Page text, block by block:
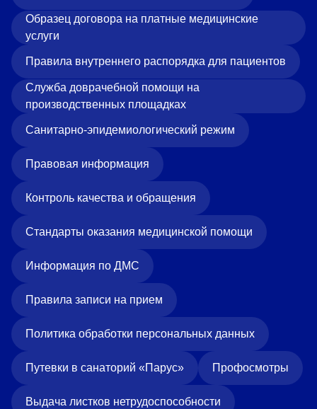
Адрес
399000, г. Липецк, Плехановское лесничество,
Ленинский лесхоз, квартал 67
Понедельник — четверг
08:00–16:45
перерыв 12:00–12:30
Пятница
перерыв 12:00–12:30
+7 (4742) 72-73-31
Версия для слабовидящих
Образец договора на платные медицинские
услуги
Правила внутреннего распорядка для пациентов
Служба доврачебной помощи на
производственных площадках
Санитарно-эпидемиологический режим
Правовая информация
Контроль качества и обращения
Стандарты оказания медицинской помощи
Информация по ДМС
Правила записи на прием
Политика обработки персональных данных
Путевки в санаторий «Парус» Профосмотры
Выдача листков нетрудоспособности